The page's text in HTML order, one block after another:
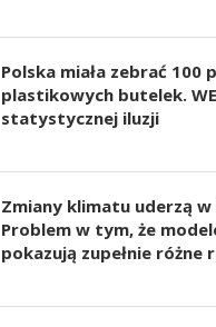
Polska miała zebrać 100
plastikowych butelek.
statystycznej iluzji
Zmiany klimatu uderzą w
Problem w tym, że
pokazują zupełnie różne